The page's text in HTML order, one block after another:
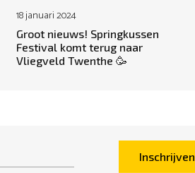
18 januari 2024
Groot nieuws! Springkussen
Festival komt terug naar
Vliegveld Twenthe 🥳
Inschrijven